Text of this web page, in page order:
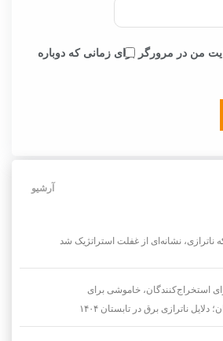
من در مرورگر برای زمانی که دوباره
آرشیو
ناترازی، نشانه‌ای از غفلت استراتژیک شد
استخراج‌کنندگان، خاموشی برای
ناترازی برق در تابستان ۱۴۰۴